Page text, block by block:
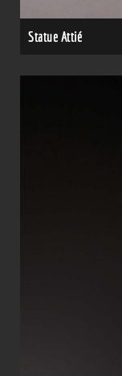
Statue Attié